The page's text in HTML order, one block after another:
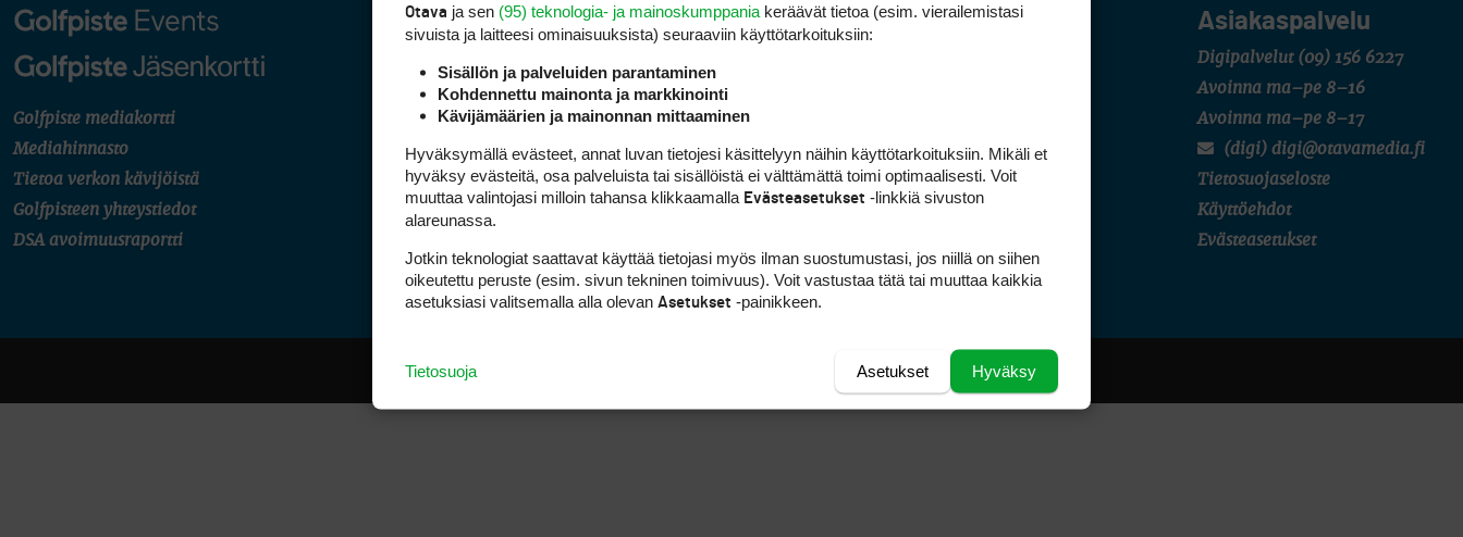
Golfpiste mediakortti
Mediahinnasto
Tietoa verkon kävijöistä
Golfpisteen yhteystiedot
DSA avoimuusraportti
Asiakaspalvelu
Digipalvelut (09) 156 6227
Avoinna ma–pe 8–16
Avoinna ma–pe 8–17
(digi) digi@otavamedia.fi
Tietosuojaseloste
Käyttöehdot
Evästeasetukset
FACEBOOK
YOUTUBE
pysyt ajan tasalla golfalan ilmiöistä ja uutisista! Tilaa kirje syöttämällä
sähköpostiosoitteesi alla olevaan kenttään.
Otava ja sen (95) teknologia- ja mainoskumppania keräävät tietoa (esim. vierailemis­tasi
sivuista ja laitteesi ominaisuuk­sista) seuraaviin käyttötarkoituksiin:
Sisällön ja palveluiden parantaminen
Kohdennettu mainonta ja markkinointi
Kävijämäärien ja mainonnan mittaaminen
Hyväksymällä evästeet, annat luvan tietojesi käsittelyyn näihin käyttötarkoituksiin. Mikäli et
hyväksy evästeitä, osa palveluista tai sisällöistä ei välttämättä toimi optimaalisesti. Voit
muuttaa valintojasi milloin tahansa klikkaamalla Evästeasetukset -linkkiä sivuston
alareunassa.
Jotkin teknologiat saattavat käyttää tietojasi myös ilman suostumustasi, jos niillä on siihen
oikeutettu peruste (esim. sivun tekninen toimivuus). Voit vastustaa tätä tai muuttaa kaikkia
asetuksiasi valitsemalla alla olevan Asetukset -painikkeen.
Hyväksy
Asetukset
Tietosuoja